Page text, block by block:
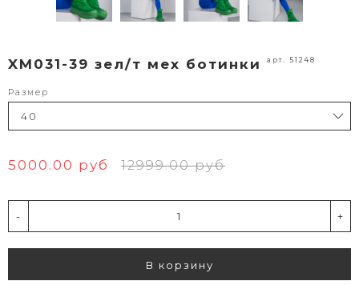
XM031-39 зел/т мех ботинки арт. 51248
Размер
5000.00 руб 12999.00 руб
- +
В корзину